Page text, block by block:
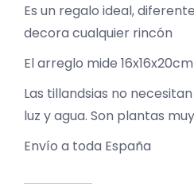
Es un regalo ideal,
decora cualquier rincón
El arreglo mide 16x16x20cm
Las tillandsias no
luz y agua. Son plantas
Envío a toda España